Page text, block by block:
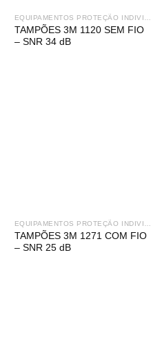
TAMPÕES 3M 1120 SEM FIO
– SNR 34 dB
EQUIPAMENTOS PROTEÇÃO INDIVIDUAL
TAMPÕES 3M 1271 COM FIO
– SNR 25 dB